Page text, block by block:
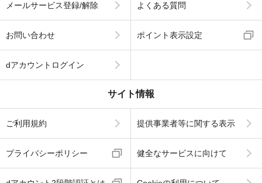
メールサービス登録/解除 よくある質問
お問い合わせ ポイント表示設定
dアカウントログイン
サイト情報
ご利用規約 提供事業者等に関する表示
プライバシーポリシー 健全なサービスに向けて